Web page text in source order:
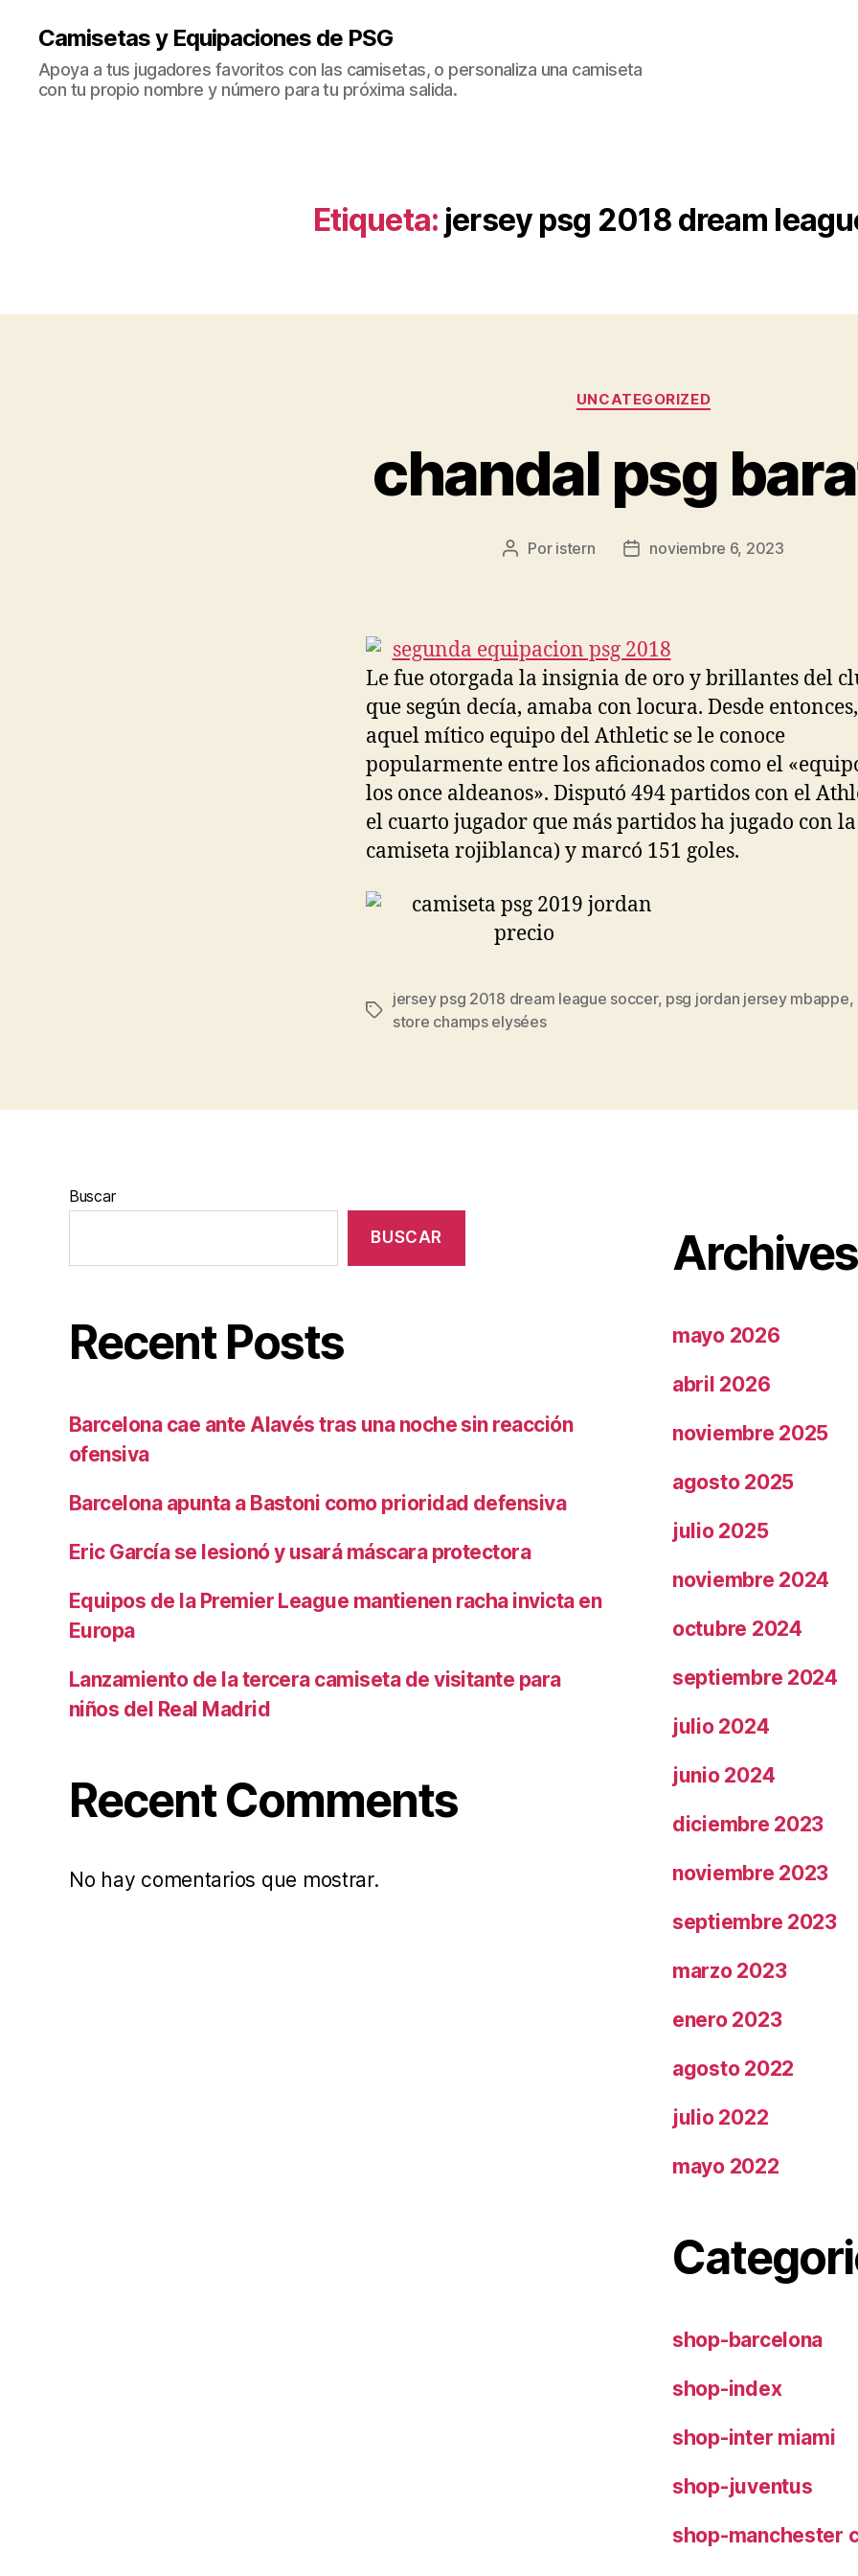
Camisetas y Equipaciones de PSG
Apoya a tus jugadores favoritos con las camisetas, o personaliza una camiseta
con tu propio nombre y número para tu próxima salida.
Etiqueta: jersey psg 2018 dream
Categorías
UNCATEGORIZED
chandal psg
Autor
Por istern
Fechanoviembre 6, 2023
Le fue otorgada la insignia de oro y brillantes del
que según decía, amaba con locura. Desde
aquel mítico equipo del Athletic se le conoce
popularmente entre los aficionados como el
los once aldeanos». Disputó 494 partidos con el
el cuarto jugador que más partidos ha jugado con la
camiseta rojiblanca) y marcó 151 goles.
Etiquetas
jersey psg 2018 dream league soccer, psg jordan jersey mbappe,
store champs elysées
Buscar
BUSCAR
Recent Posts
Barcelona cae ante Alavés tras una noche sin reacción
ofensiva
Barcelona apunta a Bastoni como prioridad defensiva
Eric García se lesionó y usará máscara protectora
Equipos de la Premier League mantienen racha invicta en
Europa
Lanzamiento de la tercera camiseta de visitante para
niños del Real Madrid
Recent Comments
No hay comentarios que mostrar.
Archives
mayo 2026
abril 2026
noviembre 2025
agosto 2025
julio 2025
noviembre 2024
octubre 2024
septiembre 2024
julio 2024
junio 2024
diciembre 2023
noviembre 2023
septiembre 2023
marzo 2023
enero 2023
agosto 2022
julio 2022
mayo 2022
shop-barcelona
shop-index
shop-inter miami
shop-juventus
shop-manchester